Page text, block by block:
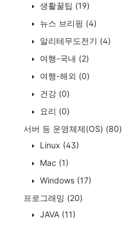
생활꿀팁 (19)
뉴스 브리핑 (4)
알리테무도전기 (4)
여행-국내 (2)
여행-해외 (0)
건강 (0)
요리 (0)
서버 등 운영체제(OS) (80)
Linux (43)
Mac (1)
Windows (17)
프로그래밍 (20)
JAVA (11)